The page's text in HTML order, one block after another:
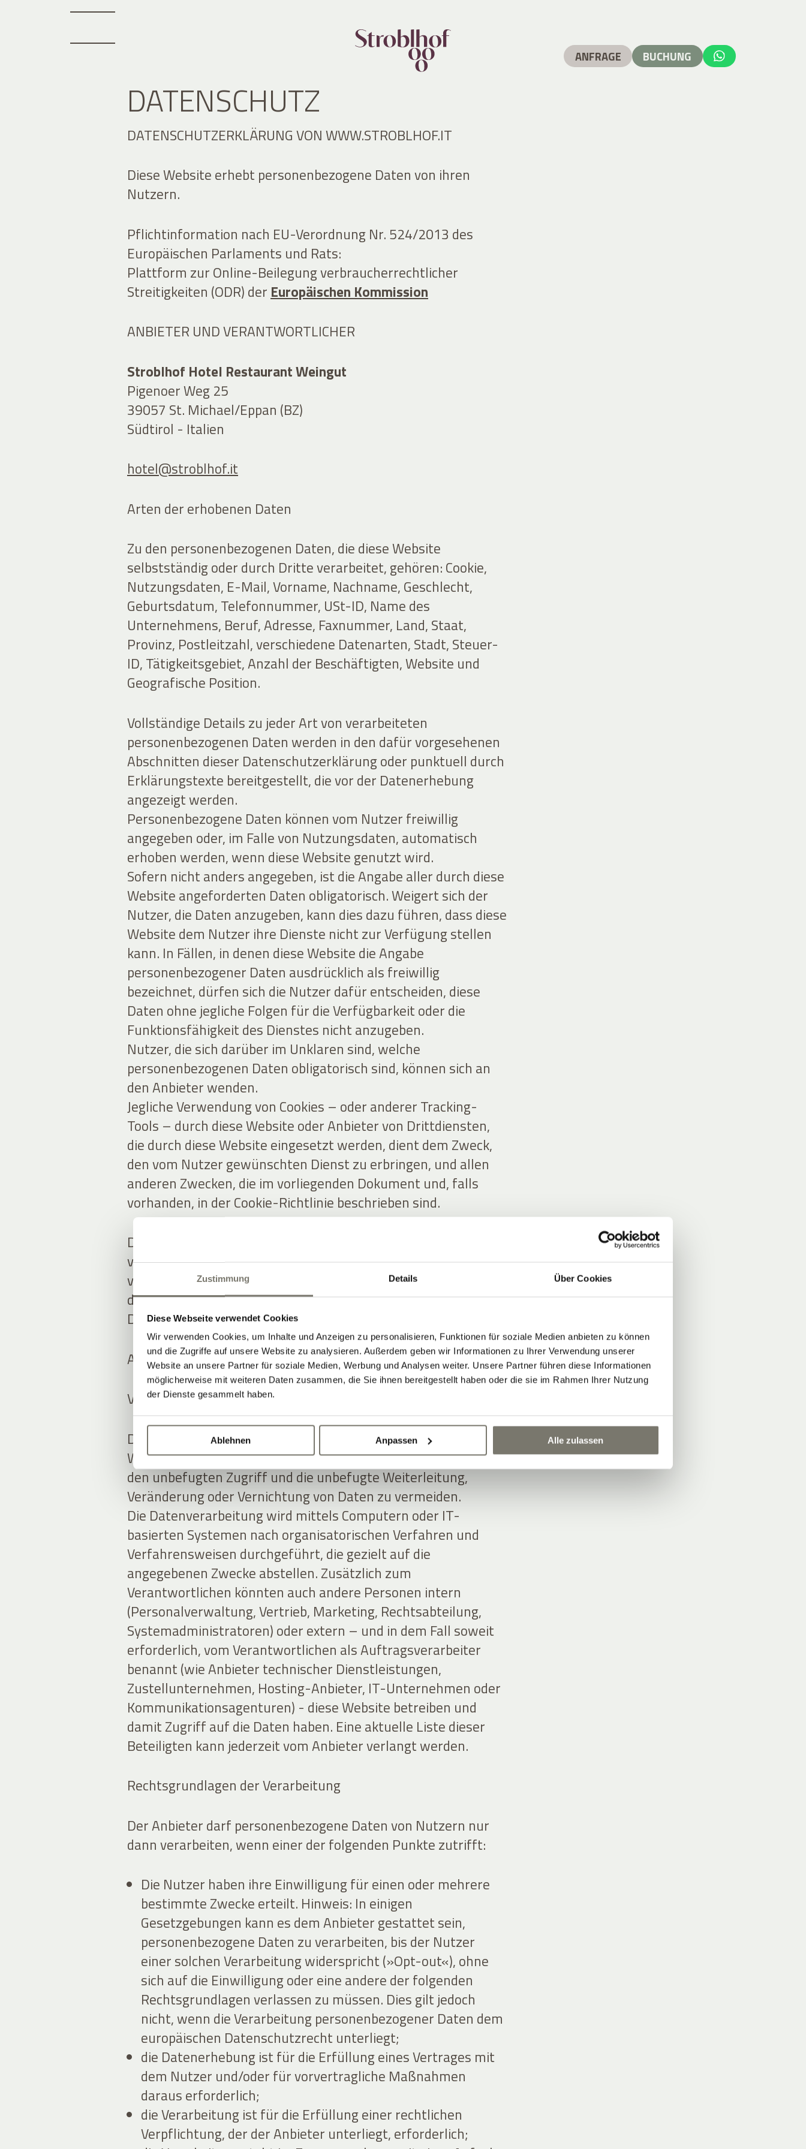
Zustimmung Details Über Cookies
Diese Webseite verwendet Cookies
Wir verwenden Cookies, um Inhalte und Anzeigen zu personalisieren, Funktionen für soziale Medien anbieten zu können
und die Zugriffe auf unsere Website zu analysieren. Außerdem geben wir Informationen zu Ihrer Verwendung unserer
Website an unsere Partner für soziale Medien, Werbung und Analysen weiter. Unsere Partner führen diese Informationen
möglicherweise mit weiteren Daten zusammen, die Sie ihnen bereitgestellt haben oder die sie im Rahmen Ihrer Nutzung
der Dienste gesammelt haben.
Ablehnen Anpassen Alle zulassen
DATENSCHUTZ
DATENSCHUTZERKLÄRUNG VON WWW.STROBLHOF.IT
Diese Website erhebt personenbezogene Daten von ihren
Nutzern.
Pflichtinformation nach EU-Verordnung Nr. 524/2013 des
Europäischen Parlaments und Rats:
Plattform zur Online-Beilegung verbraucherrechtlicher
Streitigkeiten (ODR) der Europäischen Kommission
ANBIETER UND VERANTWORTLICHER
Stroblhof Hotel Restaurant Weingut
Pigenoer Weg 25
39057 St. Michael/Eppan (BZ)
Südtirol - Italien
hotel@stroblhof.it
Arten der erhobenen Daten
Zu den personenbezogenen Daten, die diese Website
selbstständig oder durch Dritte verarbeitet, gehören: Cookie,
Nutzungsdaten, E-Mail, Vorname, Nachname, Geschlecht,
Geburtsdatum, Telefonnummer, USt-ID, Name des
Unternehmens, Beruf, Adresse, Faxnummer, Land, Staat,
Provinz, Postleitzahl, verschiedene Datenarten, Stadt, Steuer-
ID, Tätigkeitsgebiet, Anzahl der Beschäftigten, Website und
Geografische Position.
Vollständige Details zu jeder Art von verarbeiteten
personenbezogenen Daten werden in den dafür vorgesehenen
Abschnitten dieser Datenschutzerklärung oder punktuell durch
Erklärungstexte bereitgestellt, die vor der Datenerhebung
angezeigt werden.
Personenbezogene Daten können vom Nutzer freiwillig
angegeben oder, im Falle von Nutzungsdaten, automatisch
erhoben werden, wenn diese Website genutzt wird.
Sofern nicht anders angegeben, ist die Angabe aller durch diese
Website angeforderten Daten obligatorisch. Weigert sich der
Nutzer, die Daten anzugeben, kann dies dazu führen, dass diese
Website dem Nutzer ihre Dienste nicht zur Verfügung stellen
kann. In Fällen, in denen diese Website die Angabe
personenbezogener Daten ausdrücklich als freiwillig
bezeichnet, dürfen sich die Nutzer dafür entscheiden, diese
Daten ohne jegliche Folgen für die Verfügbarkeit oder die
Funktionsfähigkeit des Dienstes nicht anzugeben.
Nutzer, die sich darüber im Unklaren sind, welche
personenbezogenen Daten obligatorisch sind, können sich an
den Anbieter wenden.
Jegliche Verwendung von Cookies – oder anderer Tracking-
Tools – durch diese Website oder Anbieter von Drittdiensten,
die durch diese Website eingesetzt werden, dient dem Zweck,
den vom Nutzer gewünschten Dienst zu erbringen, und allen
anderen Zwecken, die im vorliegenden Dokument und, falls
vorhanden, in der Cookie-Richtlinie beschrieben sind.
Die Nutzer sind für alle personenbezogenen Daten Dritter
verantwortlich, die durch diese Website beschafft,
veröffentlicht oder weitergegeben werden, und bestätigen,
dass sie die Zustimmung zur Übermittlung personenbezogener
Daten etwaiger Dritter an diese Website eingeholt haben.
Art und Ort der Datenverarbeitung
Verarbeitungsmethoden
Der Anbieter verarbeitet die Nutzerdaten auf ordnungsgemäße
Weise und ergreift angemessene Sicherheitsmaßnahmen, um
den unbefugten Zugriff und die unbefugte Weiterleitung,
Veränderung oder Vernichtung von Daten zu vermeiden.
Die Datenverarbeitung wird mittels Computern oder IT-
basierten Systemen nach organisatorischen Verfahren und
Verfahrensweisen durchgeführt, die gezielt auf die
angegebenen Zwecke abstellen. Zusätzlich zum
Verantwortlichen könnten auch andere Personen intern
(Personalverwaltung, Vertrieb, Marketing, Rechtsabteilung,
Systemadministratoren) oder extern – und in dem Fall soweit
erforderlich, vom Verantwortlichen als Auftragsverarbeiter
benannt (wie Anbieter technischer Dienstleistungen,
Zustellunternehmen, Hosting-Anbieter, IT-Unternehmen oder
Kommunikationsagenturen) - diese Website betreiben und
damit Zugriff auf die Daten haben. Eine aktuelle Liste dieser
Beteiligten kann jederzeit vom Anbieter verlangt werden.
Rechtsgrundlagen der Verarbeitung
Der Anbieter darf personenbezogene Daten von Nutzern nur
dann verarbeiten, wenn einer der folgenden Punkte zutrifft:
Die Nutzer haben ihre Einwilligung für einen oder mehrere
bestimmte Zwecke erteilt. Hinweis: In einigen
Gesetzgebungen kann es dem Anbieter gestattet sein,
personenbezogene Daten zu verarbeiten, bis der Nutzer
einer solchen Verarbeitung widerspricht (»Opt-out«), ohne
sich auf die Einwilligung oder eine andere der folgenden
Rechtsgrundlagen verlassen zu müssen. Dies gilt jedoch
nicht, wenn die Verarbeitung personenbezogener Daten dem
europäischen Datenschutzrecht unterliegt;
die Datenerhebung ist für die Erfüllung eines Vertrages mit
dem Nutzer und/oder für vorvertragliche Maßnahmen
daraus erforderlich;
die Verarbeitung ist für die Erfüllung einer rechtlichen
Verpflichtung, der der Anbieter unterliegt, erforderlich;
ANFRAGE BUCHUNG